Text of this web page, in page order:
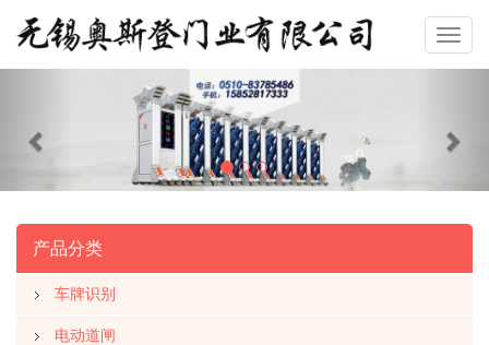
产品分类
车牌识别
电动道闸